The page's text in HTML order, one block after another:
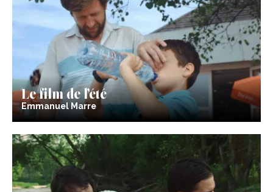
Le film de l’été
Emmanuel Marre